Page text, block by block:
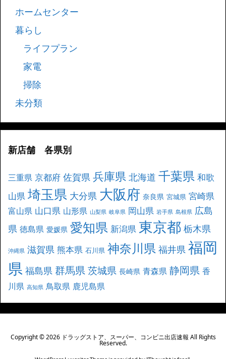
ホームセンター
暮らし
ライフプラン
家電
掃除
未分類
新店舗 各県別
三重県 京都府 佐賀県 兵庫県 北海道 千葉県 和歌
山県 埼玉県 大分県 大阪府 奈良県 宮城県 宮崎県
富山県 山口県 山形県 山梨県 岐阜県 岡山県 岩手県 島根県 広島
県 徳島県 愛媛県 愛知県 新潟県 東京都 栃木県
沖縄県 滋賀県 熊本県 石川県 神奈川県 福井県 福岡
県 福島県 群馬県茨城県 長崎県 青森県 静岡県 香
川県 高知県 鳥取県 鹿児島県
Copyright ©2026 ドラッグストア、スーパー、コンビニ出店速報 All Rights
Reserved.